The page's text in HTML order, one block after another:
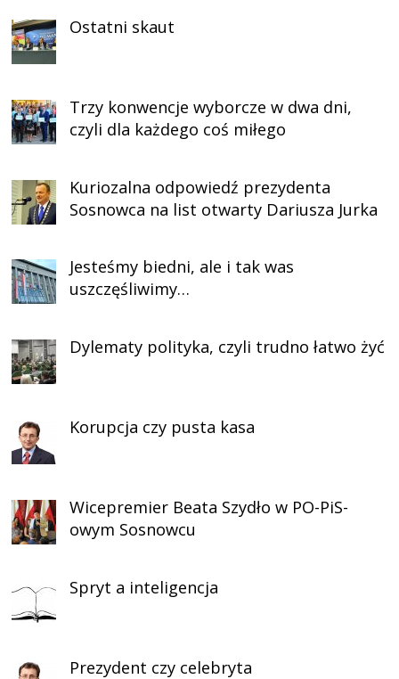
Ostatni skaut
Trzy konwencje wyborcze w dwa dni,
czyli dla każdego coś miłego
Kuriozalna odpowiedź prezydenta
Sosnowca na list otwarty Dariusza Jurka
Jesteśmy biedni, ale i tak was
uszczęśliwimy…
Dylematy polityka, czyli trudno łatwo żyć
Korupcja czy pusta kasa
Wicepremier Beata Szydło w PO-PiS-
owym Sosnowcu
Spryt a inteligencja
Prezydent czy celebryta